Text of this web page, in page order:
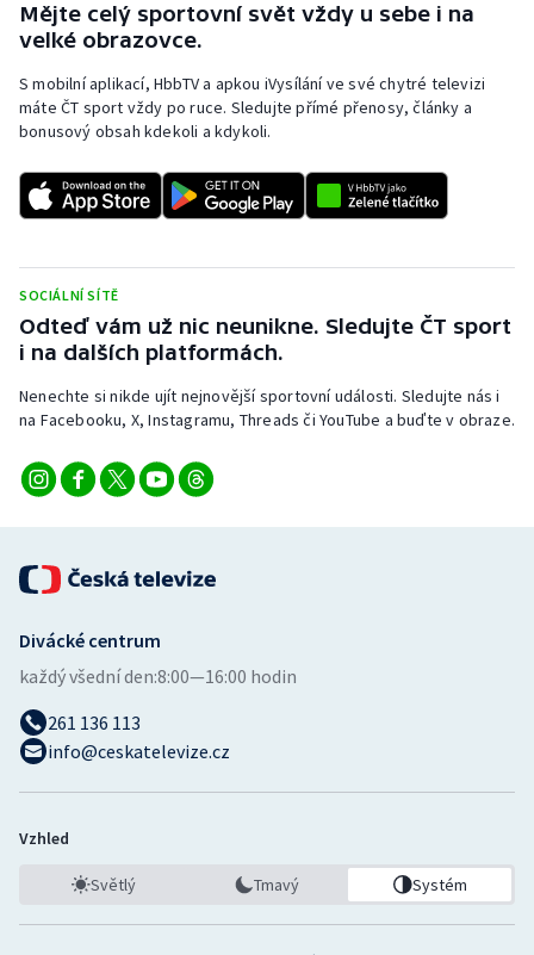
Olympijské hry
Parasport
Plážový volejbal
Ragby
Rychlobruslení
Sportovní střelba
Veslování
Vodní slalom
Ostatní
Mějte celý sportovní svět vždy u sebe i na
velké obrazovce.
S mobilní aplikací, HbbTV a apkou iVysílání ve své chytré televizi
máte ČT sport vždy po ruce. Sledujte přímé přenosy, články a
bonusový obsah kdekoli a kdykoli.
SOCIÁLNÍ SÍTĚ
Odteď vám už nic neunikne. Sledujte ČT sport
i na dalších platformách.
Nenechte si nikde ujít nejnovější sportovní události. Sledujte nás i
na Facebooku, X, Instagramu, Threads či YouTube a buďte v obraze.
Divácké centrum
každý všední den:8:00—16:00 hodin
261 136 113
info@ceskatelevize.cz
Vzhled
Světlý Tmavý Systém